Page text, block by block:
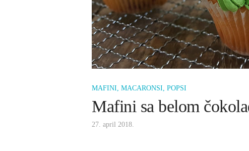
MAFINI, MACARONSI, POPSI
Mafini sa belom
27. april 2018.